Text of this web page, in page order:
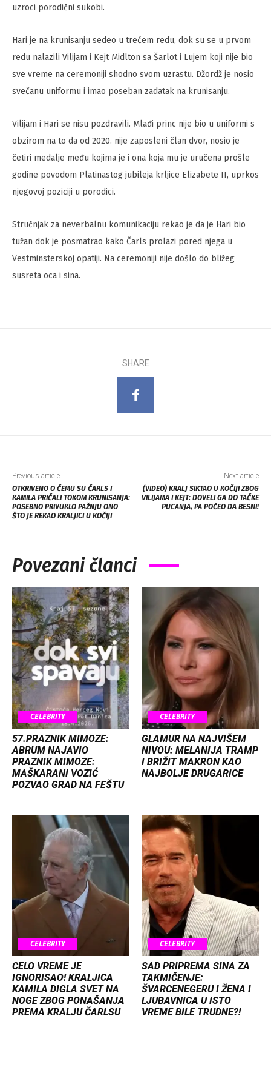
uzroci porodični sukobi.
Hari je na krunisanju sedeo u trećem redu, dok su se u prvom
redu nalazili Vilijam i Kejt Midlton sa Šarlot i Lujem koji nije bio
sve vreme na ceremoniji shodno svom uzrastu. Džordž je nosio
svečanu uniformu i imao poseban zadatak na krunisanju.
Vilijam i Hari se nisu pozdravili. Mlađi princ nije bio u uniformi s
obzirom na to da od 2020. nije zaposleni član dvor, nosio je
četiri medalje među kojima je i ona koja mu je uručena prošle
godine povodom Platinastog jubileja krljice Elizabete II, uprkos
njegovoj poziciji u porodici.
Stručnjak za neverbalnu komunikaciju rekao je da je Hari bio
tužan dok je posmatrao kako Čarls prolazi pored njega u
Vestminsterskoj opatiji. Na ceremoniji nije došlo do bližeg
susreta oca i sina.
SHARE
Previous article
OTKRIVENO O ČEMU SU ČARLS I
KAMILA PRIČALI TOKOM KRUNISANJA:
POSEBNO PRIVUKLO PAŽNJU ONO
ŠTO JE REKAO KRALJICI U KOČIJI
Next article
(VIDEO) KRALJ SIKTAO U KOČIJI ZBOG
VILIJAMA I KEJT: DOVELI GA DO TAČKE
PUCANJA, PA POČEO DA BESNI!
Povezani članci
CELEBRITY
57.PRAZNIK MIMOZE:
ABRUM NAJAVIO
PRAZNIK MIMOZE:
MAŠKARANI VOZIĆ
POZVAO GRAD NA FEŠTU
CELEBRITY
GLAMUR NA NAJVIŠEM
NIVOU: MELANIJA TRAMP
I BRIŽIT MAKRON KAO
NAJBOLJE DRUGARICE
CELEBRITY
CELO VREME JE
IGNORISAO! KRALJICA
KAMILA DIGLA SVET NA
NOGE ZBOG PONAŠANJA
PREMA KRALJU ČARLSU
CELEBRITY
SAD PRIPREMA SINA ZA
TAKMIČENJE:
ŠVARCENEGERU I ŽENA I
LJUBAVNICA U ISTO
VREME BILE TRUDNE?!